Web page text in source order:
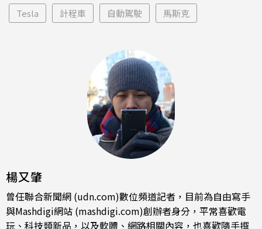
Tesla 計程車 自動駕駛 馬斯克
楊又肇
曾任聯合新聞網 (udn.com)數位頻道記者，目前為自由寫手
與Mashdigi網站 (mashdigi.com)創辦者身分，平常喜歡電
玩、科技類新品，以及軟體、網路相關內容，也喜歡隨手撰